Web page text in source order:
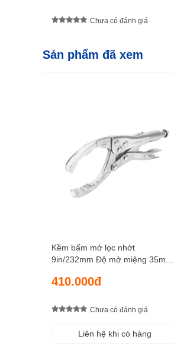
Chưa có đánh giá
Sản phẩm đã xem
Kềm bấm mở lọc nhớt
9in/232mm Độ mở miệng 35mm -
410.000đ
Chưa có đánh giá
Liên hệ khi có hàng